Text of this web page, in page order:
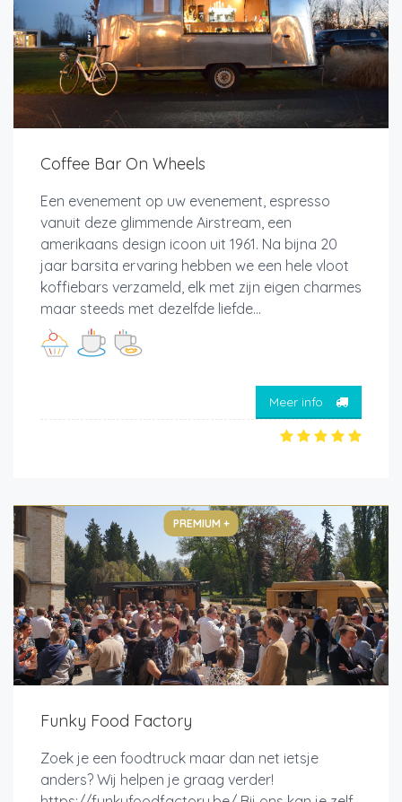
Coffee Bar On Wheels
Een evenement op uw evenement, espresso
vanuit deze glimmende Airstream, een
amerikaans design icoon uit 1961. Na bijna 20
jaar barsita ervaring hebben we een hele vloot
koffiebars verzameld, elk met zijn eigen charmes
maar steeds met dezelfde liefde...
Meer info
PREMIUM +
Funky Food Factory
Zoek je een foodtruck maar dan net ietsje
anders? Wij helpen je graag verder!